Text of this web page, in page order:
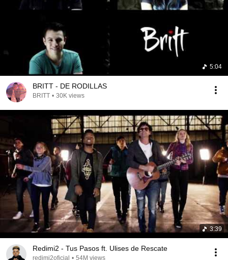
5:04
BRITT - DE RODILLAS
BRITT • 30K views
3:39
Redimi2 - Tus Pasos ft. Ulises de Rescate
redimi2oficial • 54M views